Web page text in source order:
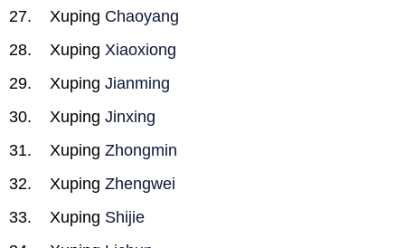
Xuping Chaoyang
Xuping Xiaoxiong
Xuping Jianming
Xuping Jinxing
Xuping Zhongmin
Xuping Zhengwei
Xuping Shijie